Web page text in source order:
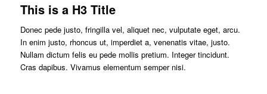
This is a H3 Title
Donec pede justo, fringilla vel, aliquet nec, vulputate eget, arcu.
In enim justo, rhoncus ut, imperdiet a, venenatis vitae, justo.
Nullam dictum felis eu pede mollis pretium. Integer tincidunt.
Cras dapibus. Vivamus elementum semper nisi.